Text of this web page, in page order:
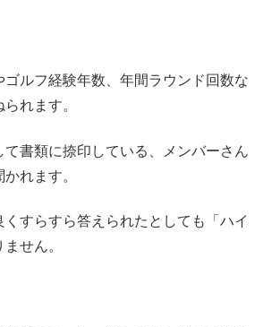
ルフ経験年数、年間ラウンド回数な
れます。
書類に捺印している、メンバーさん
れます。
すらすら答えられたとしても「ハイ
せん。